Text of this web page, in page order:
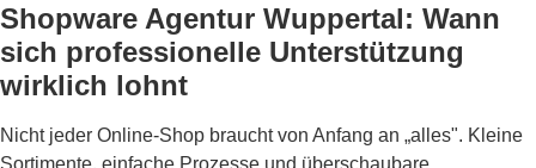
Shopware Agentur Wuppertal: Wann
sich professionelle Unterstützung
wirklich lohnt
Nicht jeder Online-Shop braucht von Anfang an „alles". Kleine
Sortimente, einfache Prozesse und überschaubare